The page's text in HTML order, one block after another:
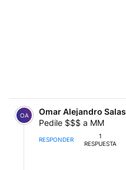
OA Omar Alejandro Salas
Pedile $$$ a MM
RESPONDER
1
RESPUESTA